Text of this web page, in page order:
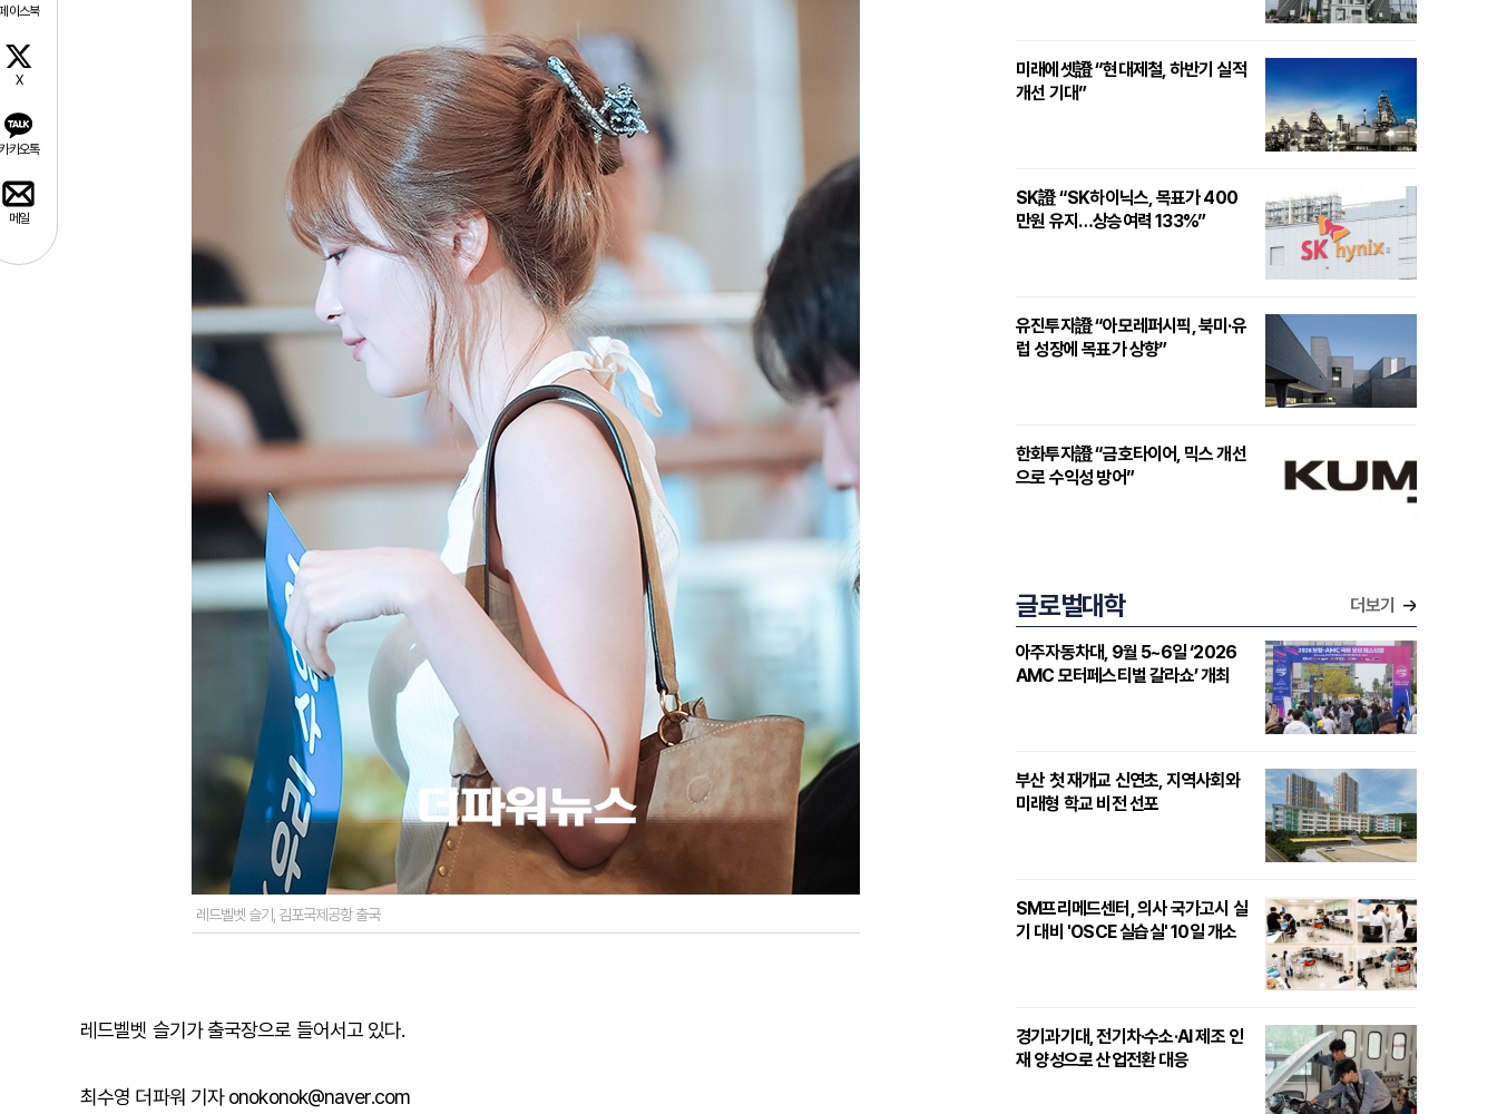
이스북
X
카오톡
메일
레드벨벳 슬기, 김포국제공항 출국
레드벨벳 슬기가출국장으로 들어서고 있다.
최수영 더파워 기자 onokonok@naver.com
미래에셋證 “현대제철, 하반기 실적
개선 기대”
SK證 “SK하이닉스, 목표가 400
만원 유지…상승여력 133%”
유진투자證 “아모레퍼시픽, 북미·유
럽 성장에 목표가 상향”
한화투자證 “금호타이어, 믹스 개선
으로 수익성 방어”
글로벌대학 더보기
아주자동차대, 9월 5~6일 ‘2026
AMC 모터페스티벌 갈라쇼’ 개최
부산 첫 재개교 신연초, 지역사회와
미래형 학교 비전 선포
SM프리메드센터, 의사 국가고시 실
기 대비 'OSCE 실습실' 10일 개소
경기과기대, 전기차·수소·AI 제조 인
재 양성으로 산업전환 대응